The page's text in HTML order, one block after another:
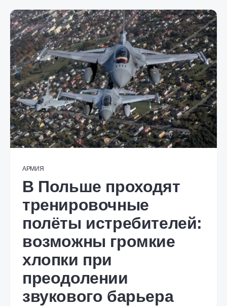
АРМИЯ
В Польше проходят
тренировочные
полёты истребителей:
возможны громкие
хлопки при
преодолении
звукового барьера